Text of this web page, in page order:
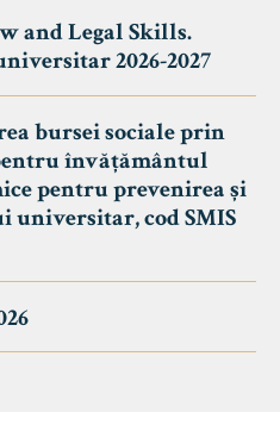
and Legal Skills.
2026-2027
bursei sociale prin
învățământul
pentru prevenirea și
universitar, cod SMIS